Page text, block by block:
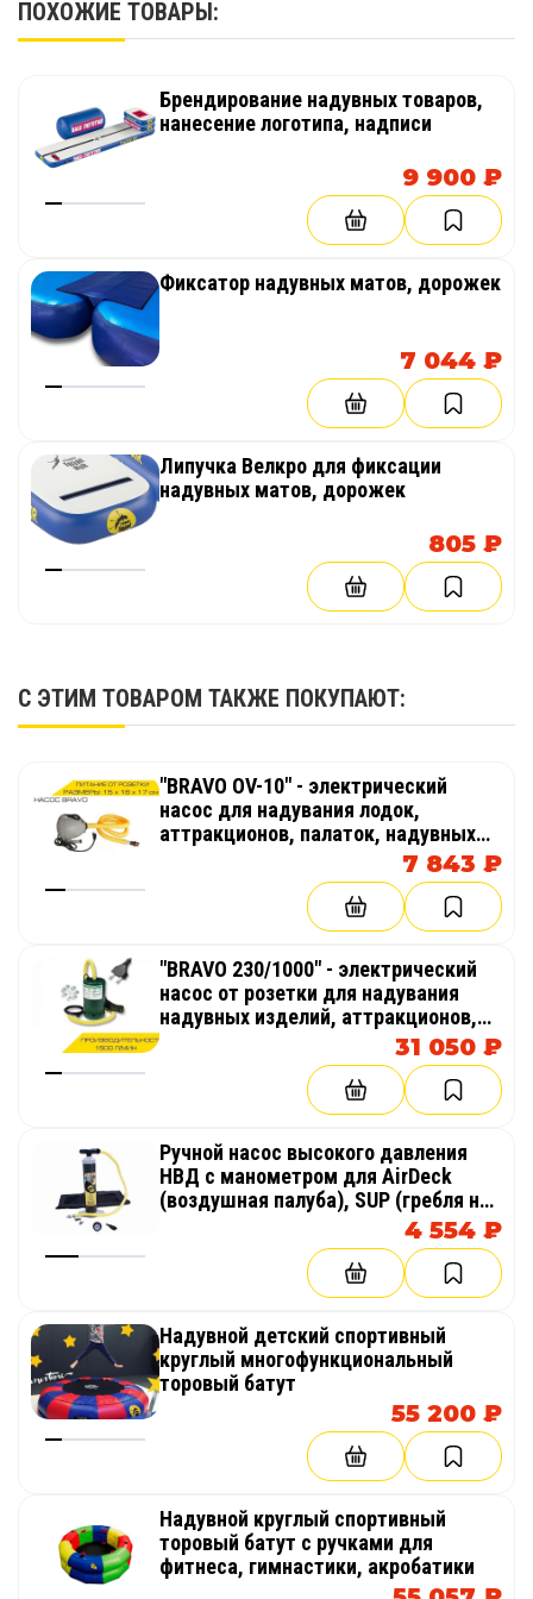
Материалы ПВХ обладают высокой
износостойкостью и рассчитаны на
Регулируемая упругость
Жесткость поверхности можно регулировать
изменением давления воздуха, что позволяет
подготовки спортсмена.
Мобильность
Надувная конструкция легко надувается,
быстро устанавливается и компактно
хранения.
ГДЕ ИСПОЛЬЗУЕТСЯ КОМПЛЕКТ
АКРОБАТИЧЕСКИХ НАКЛАДОК
спортивные школы и гимнастические
батутные центры
центры акробатики и паркура
детские спортивные клубы
тренировочные базы и лагеря
Надувные элементы позволяют быстро
создавать безопасные тренировочные зоны без
РАЗВИТИЕ ФИЗИЧЕСКИХ НАВЫКОВ
Тренировки с использованием
акробатических накладок помогают развивать:
координацию движений
силу и выносливость
баланс и точность приземления
пространственную ориентацию
Благодаря мягкой амортизирующей
ПОХОЖИЕ ТОВАРЫ:
Брендирование надувных товаров,
нанесение логотипа, надписи
9 900 ₽
Фиксатор надувных матов, дорожек
7 044 ₽
Липучка Велкро для фиксации
надувных матов, дорожек
805 ₽
С ЭТИМ ТОВАРОМ ТАКЖЕ ПОКУПАЮТ:
"BRAVO OV-10" - электрический
насос для надувания лодок,
аттракционов, палаток, надувных
7 843 ₽
"BRAVO 230/1000" - электрический
насос от розетки для надувания
надувных изделий, аттракционов,
31 050 ₽
Ручной насос высокого давления
НВД с манометром для AirDeck
(воздушная палуба), SUP (гребля на
4 554 ₽
Надувной детский спортивный
круглый многофункциональный
торовый батут
55 200 ₽
Надувной круглый спортивный
торовый батут с ручками для
фитнеса, гимнастики, акробатики